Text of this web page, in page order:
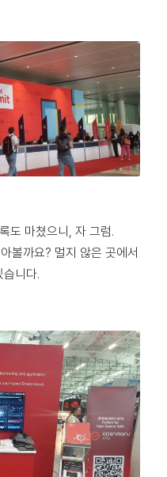
도 마쳤으니, 자 그럼.
볼까요? 멀지 않은 곳에서
습니다.